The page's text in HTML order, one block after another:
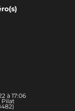
à 17:06
Pilat
)